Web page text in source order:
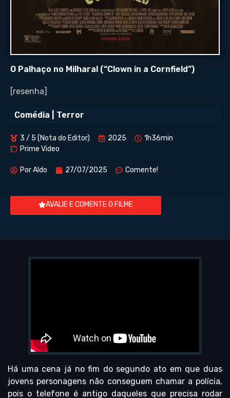
O Palhaço no Milharal (“Clown in a Cornfield”)
[resenha]
Comédia Terror
3 / 5 (Nota do Editor) 2025
1h36min
Prime Video
PorAldo 27/07/2025 Comente!
AVALIE E COMENTE O FILME
Há uma cena já no fim do segundo ato em que duas
jovens personagens não conseguem chamar a polícia,
pois o telefone é antigo daqueles que precisa rodar